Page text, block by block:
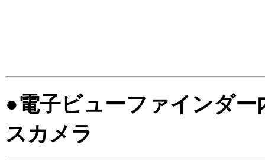
●電子ビューファインダ
スカメラ